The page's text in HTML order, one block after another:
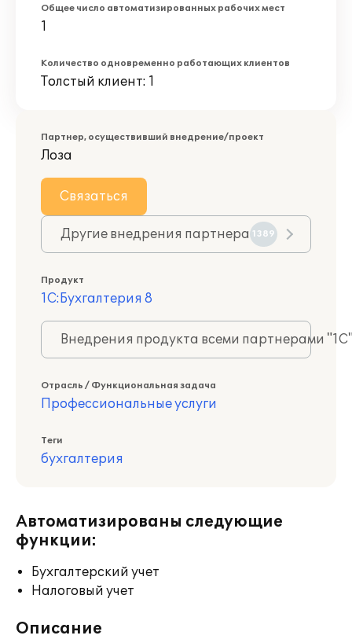
Общее число автоматизированных рабочих мест
1
Количество одновременно работающих клиентов
Толстый клиент: 1
Партнер, осуществивший внедрение/проект
Лоза
Связаться
Другие внедрения партнера 1389
Продукт
1С:Бухгалтерия 8
Внедрения продукта всеми партнерами
Отрасль / Функциональная задача
Профессиональные услуги
Теги
бухгалтерия
Автоматизированы следующие
функции:
Бухгалтерский учет
Налоговый учет
Описание